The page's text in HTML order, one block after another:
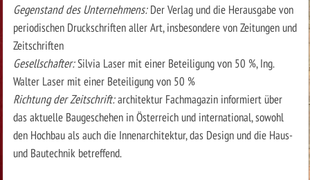
Gegenstand des Unternehmens:Der Verlag und die Herausgabe von
periodischen Druckschriften aller Art, insbesondere von Zeitungen und
Zeitschriften
Gesellschafter:Silvia Laser mit einer Beteiligung von 50 %, Ing.
Walter Laser mit einer Beteiligung von 50 %
Richtung der Zeitschrift:architektur Fachmagazin informiert über
das aktuelle Baugeschehen in Österreich und international, sowohl
den Hochbau als auch die Innenarchitektur, das Design und die Haus-
und Bautechnik betreffend.